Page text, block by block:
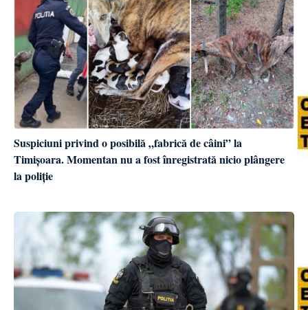
Suspiciuni privind o posibilă „fabrică de câini” la
Timișoara. Momentan nu a fost înregistrată nicio plângere
la poliție